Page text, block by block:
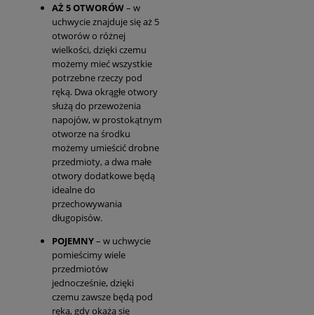
AŻ 5 OTWORÓW– w
uchwycie znajduje się aż 5
otworów o różnej
wielkości, dzięki czemu
możemy mieć wszystkie
potrzebne rzeczy pod
ręką. Dwa okrągłe otwory
służą do przewożenia
napojów, w prostokątnym
otworze na środku
możemy umieścić drobne
przedmioty, a dwa małe
otwory dodatkowe będą
idealne do
przechowywania
długopisów.
POJEMNY– w uchwycie
pomieścimy wiele
przedmiotów
jednocześnie, dzięki
czemu zawsze będą pod
ręką, gdy okażą się